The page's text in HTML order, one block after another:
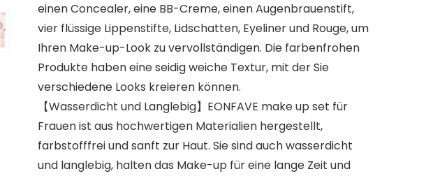
einen Concealer, eine BB-Creme, einen Augenbrauenstift,
vier flüssige Lippenstifte, Lidschatten, Eyeliner und Rouge, um
Ihren Make-up-Look zu vervollständigen. Die farbenfrohen
Produkte haben eine seidig weiche Textur, mit der Sie
verschiedene Looks kreieren können.
【Wasserdicht und Langlebig】EONFAVE make up set für
Frauen ist aus hochwertigen Materialien hergestellt,
farbstofffrei und sanft zur Haut. Sie sind auch wasserdicht
und langlebig, halten das Make-up für eine lange Zeit und